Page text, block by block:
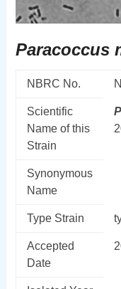
Paracoccus
NBRC No.
Scientific
Name of this
Strain
Synonymous
Name
Type Strain
Accepted
Date